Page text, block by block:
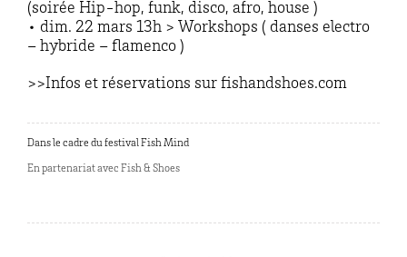
(soirée Hip-hop, funk, disco, afro, house )
• dim. 22 mars 13h > Workshops ( danses electro
– hybride – flamenco )
>>Infos et réservations sur fishandshoes.com
Dans le cadre du festival Fish Mind
En partenariat avec Fish & Shoes